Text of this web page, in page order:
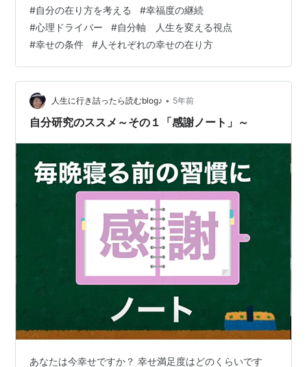
調和にもつながること！自分の心を幸せな心に満たして
あげる、これは周囲との調和に繋がっていくことかもし
れません。 いつも人間、コンディションがいい人なんて
いないですね。すこぶるいい時もあればよくない時だっ
てあるからこそ立ち止まって、客観的にみることができ
ると思います。 エネルギーバランスを…
#自分の在り方を考える #幸福度の継続
#心理ドライバー #自分軸 人生を変える視点
#幸せの条件 #人それぞれの幸せの在り方
人生に行き詰ったら読むblog♪ • 5年前
自分研究のススメ～その１「感謝ノート」～
あなたは今幸せですか？ 幸せ満足度はどのくらいです